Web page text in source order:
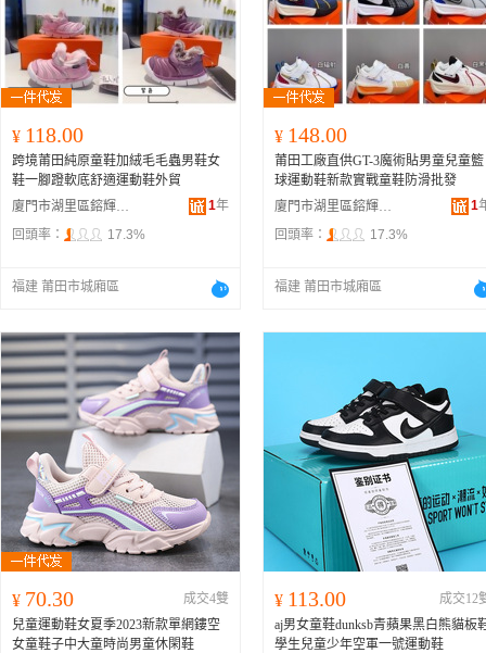
¥ 118.00
跨境莆田純原童鞋加絨毛毛蟲男鞋女
鞋一腳蹬軟底舒適運動鞋外貿
廈門市湖里區鎔輝佳特電子商務商行
1年
回頭率：
17.3%
福建 莆田市城廂區
¥ 148.00
莆田工廠直供GT-3魔術貼男童兒童籃
球運動鞋新款實戰童鞋防滑批發
廈門市湖里區鎔輝佳特電子商務商行
1
回頭率：
17.3%
福建 莆田市城廂區
¥ 70.30
成交4雙
兒童運動鞋女夏季2023新款單網鏤空
女童鞋子中大童時尚男童休閑鞋
¥ 113.00
成交12
aj男女童鞋dunksb青蘋果黑白熊貓板
學生兒童少年空軍一號運動鞋